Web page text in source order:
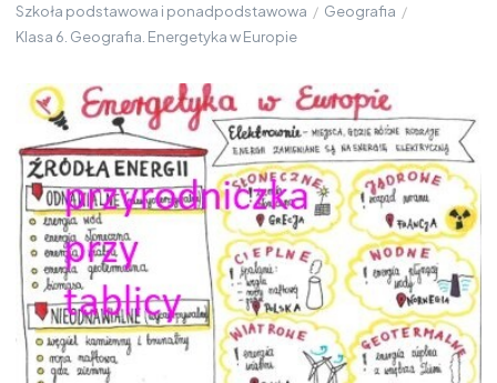
Szkoła podstawowa i ponadpodstawowa / Geografia /
Klasa 6. Geografia. Energetyka w Europie